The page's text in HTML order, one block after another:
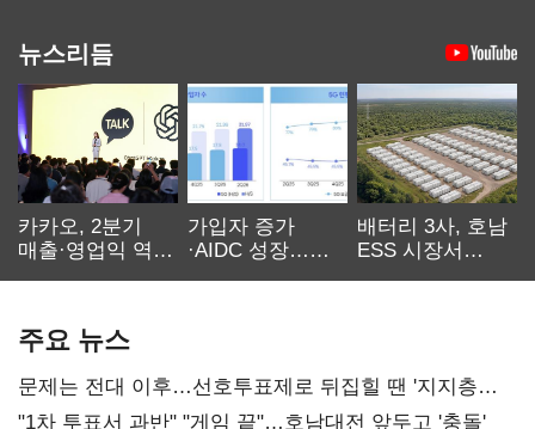
뉴스리듬
카카오, 2분기
매출·영업익 역대
가입자 증가
·AIDC 성장…
배터리 3사, 호남
ESS 시장서
주요 뉴스
문제는 전대 이후…선호투표제로 뒤집힐 땐 '지지층
불복'
"1차 투표서 과반" "게임 끝"…호남대전 앞두고 '충돌'